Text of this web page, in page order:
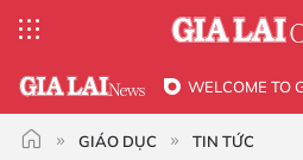
WELCOME TO
GIÁO DỤC TIN TỨC